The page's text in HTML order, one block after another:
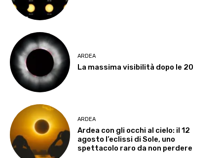
ARDEA
La massima visibilità dopo le 20
ARDEA
Ardea con gli occhi al cielo: il 12
agosto l’eclissi di Sole, uno
spettacolo raro da non perdere